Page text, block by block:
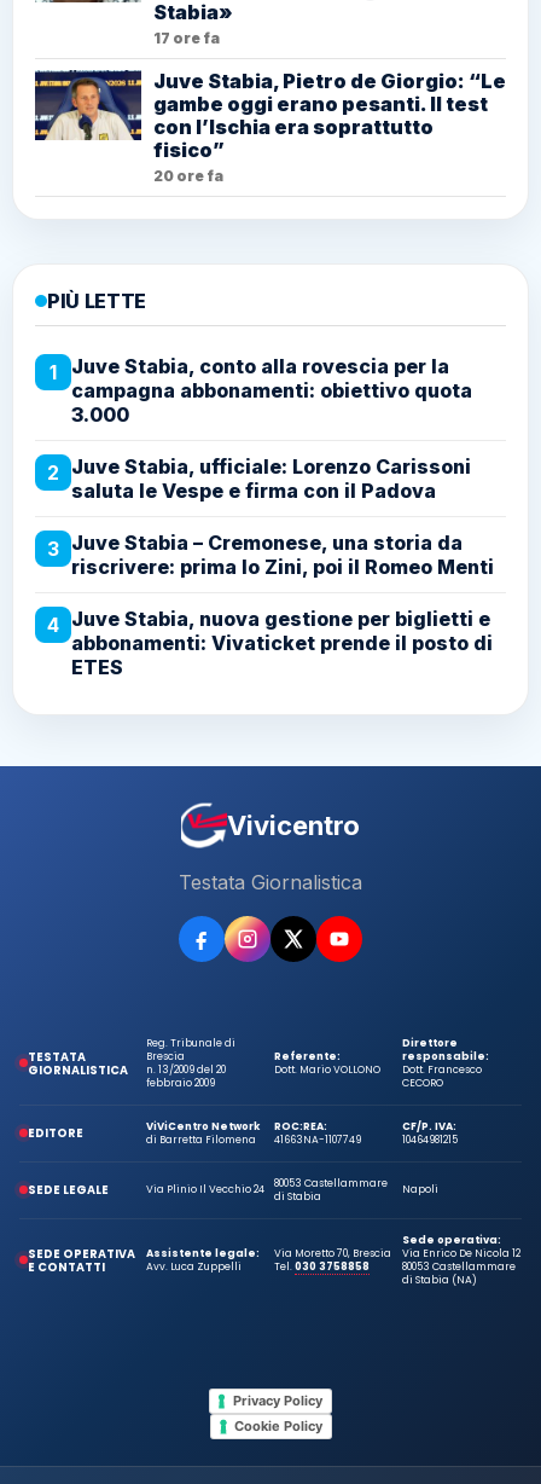
Stabia»
17 ore fa
Juve Stabia, Pietro de Giorgio: “Le
gambe oggi erano pesanti. Il test
con l’Ischia era soprattutto
fisico”
20 ore fa
PIÙ LETTE
1
Juve Stabia, conto alla rovescia per la
campagna abbonamenti: obiettivo quota
3.000
2 Juve Stabia, ufficiale: Lorenzo Carissoni
saluta le Vespe e firma con il Padova
3 Juve Stabia – Cremonese, una storia da
riscrivere: prima lo Zini, poi il Romeo Menti
4 Juve Stabia, nuova gestione per biglietti e
abbonamenti: Vivaticket prende il posto di
ETES
Vivicentro
Testata Giornalistica
TESTATA
GIORNALISTICA
Reg. Tribunale di
Brescia
n. 13/2009 del 20
febbraio 2009
Referente:
Dott. Mario VOLLONO
Direttore
responsabile:
Dott. Francesco
CECORO
EDITORE
ViViCentro Network
di Barretta Filomena
ROC:
41663
REA:
NA-1107749
CF/P. IVA:
10464981215
SEDE LEGALE Via Plinio Il Vecchio 24
80053 Castellammare
di Stabia
Napoli
SEDE OPERATIVA
E CONTATTI
Assistente legale:
Avv. Luca Zuppelli
Via Moretto 70, Brescia
Tel.030 3758858
Sede operativa:
Via Enrico De Nicola 12
80053 Castellammare
di Stabia (NA)
Privacy Policy
Cookie Policy